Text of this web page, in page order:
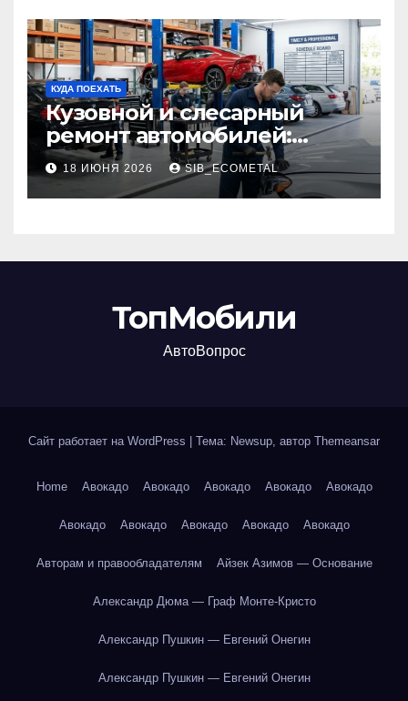
КУДА ПОЕХАТЬ
Кузовной и слесарный
ремонт автомобилей:
наличие оригинальных
запчастей производителя
и сроки выполнения работ
18 ИЮНЯ 2026 SIB_ECOMETAL
ТопМобили
АвтоВопрос
Сайт работает на WordPress | Тема: Newsup, автор Themeansar
Home Авокадо Авокадо Авокадо Авокадо Авокадо
Авокадо Авокадо Авокадо Авокадо Авокадо
Авторам и правообладателям Айзек Азимов — Основание
Александр Дюма — Граф Монте-Кристо
Александр Пушкин — Евгений Онегин
Александр Пушкин — Евгений Онегин